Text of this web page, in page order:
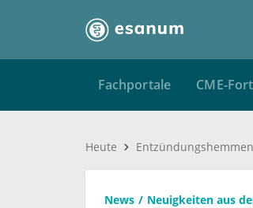
Fachportale CME-
Heute
News Neuigkeiten aus